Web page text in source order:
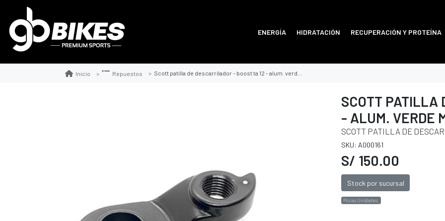
ENERGÍA HIDRATACIÓN RECUPERACIÓN Y PROTEÍNA
Inicio Repuestos Scott patilla de descarrilador - boost ta 12 - alum. verde my 17
SCOTT PATILLA
- ALUM. VERDE
SCOTT PATILLA DE
SKU: A000161
S/ 150.00
Stock por sucursal
Pocas Unidades.